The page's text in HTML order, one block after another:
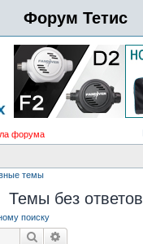
Форум Тетис
форума
темы
Темы без ответов
поиску
Поиск